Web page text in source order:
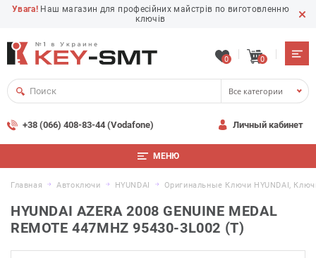
Увага! Наш магазин для професійних майстрів по виготовленню
ключів
0 0
Все категории
+38 (066) 408-83-44 (Vodafone) Личный кабинет
МЕНЮ
Главная Автоключи HYUNDAI Оригинальные Ключи HYUNDAI,
HYUNDAI AZERA 2008 GENUINE MEDAL
REMOTE 447MHZ 95430-3L002 (T)